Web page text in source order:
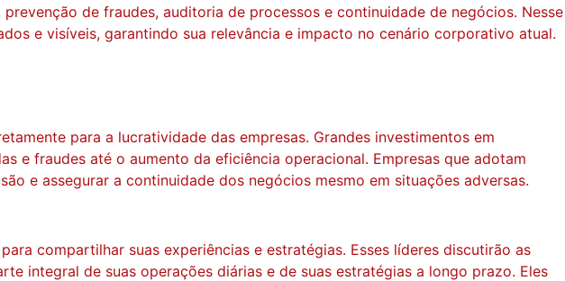
de fraudes, auditoria de processos e continuidade de negócios. Nesse
e visíveis, garantindo sua relevância e impacto no cenário corporativo atual.
para a lucratividade das empresas. Grandes investimentos em
e fraudes até o aumento da eficiência operacional. Empresas que adotam
e assegurar a continuidade dos negócios mesmo em situações adversas.
compartilhar suas experiências e estratégias. Esses líderes discutirão as
integral de suas operações diárias e de suas estratégias a longo prazo. Eles